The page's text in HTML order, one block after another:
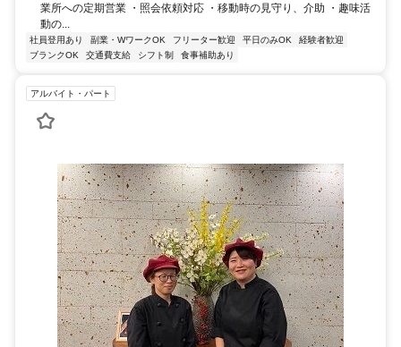
業所への定期営業 ・照会依頼対応 ・移動時の見守り、介助 ・趣味活
動の...
社員登用あり 副業・WワークOK フリーター歓迎 平日のみOK
経験者歓迎
ブランクOK
交通費支給 シフト制 食事補助あり
アルバイト・パート